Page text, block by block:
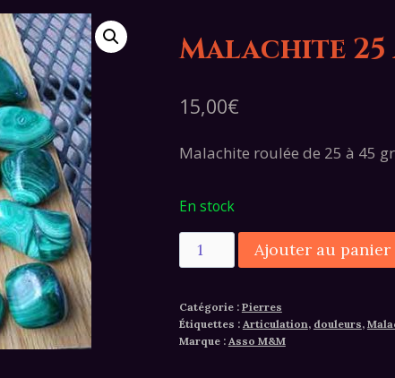
Malachite 25
15,00€
Malachite roulée de 25 à 45
En stock
quantité
de
25
à
Ajouter au panier
Catégorie : Pierres
Étiquettes : Articulation, douleurs,
Marque : Asso M&M